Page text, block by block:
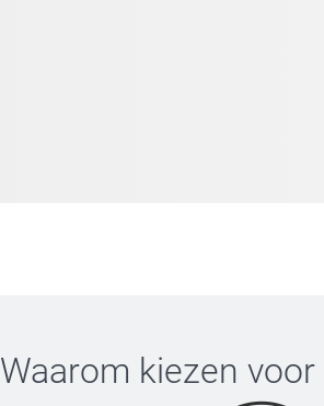
Waarom kiezen voor